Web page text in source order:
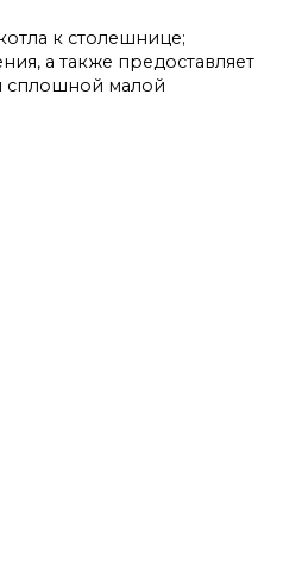
к столешнице;
а также предоставляет
сплошной малой